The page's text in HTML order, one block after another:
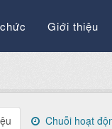
Giới thiệu
Chuỗi hoạt